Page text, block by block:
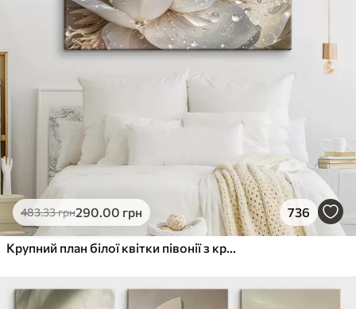
483.33грн290.00 грн 736
Крупний план білої квітки півонії з крапельками води на пелюстках на розмитому фоні